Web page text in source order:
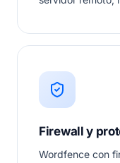
Firewall y
Wordfence con